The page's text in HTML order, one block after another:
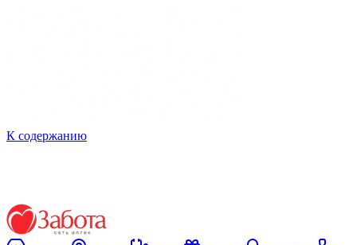
К содержанию